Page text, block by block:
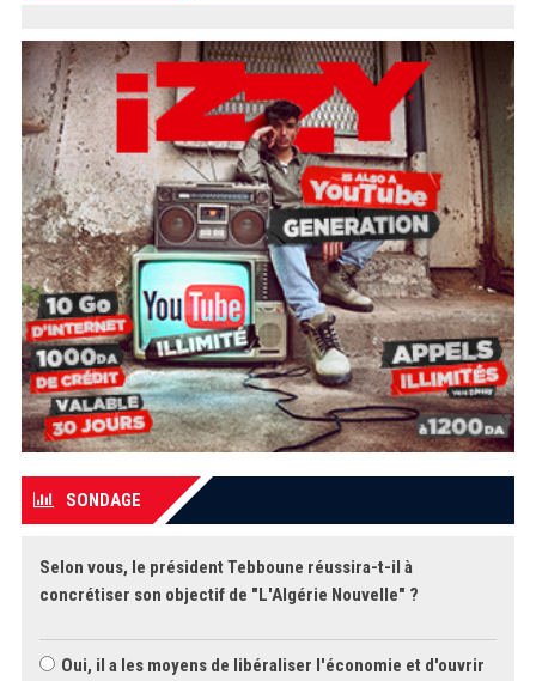
SONDAGE
Selon vous, le président Tebboune réussira-t-il à
concrétiser son objectif de "L'Algérie Nouvelle" ?
Oui, il a les moyens de libéraliser l'économie et d'ouvrir